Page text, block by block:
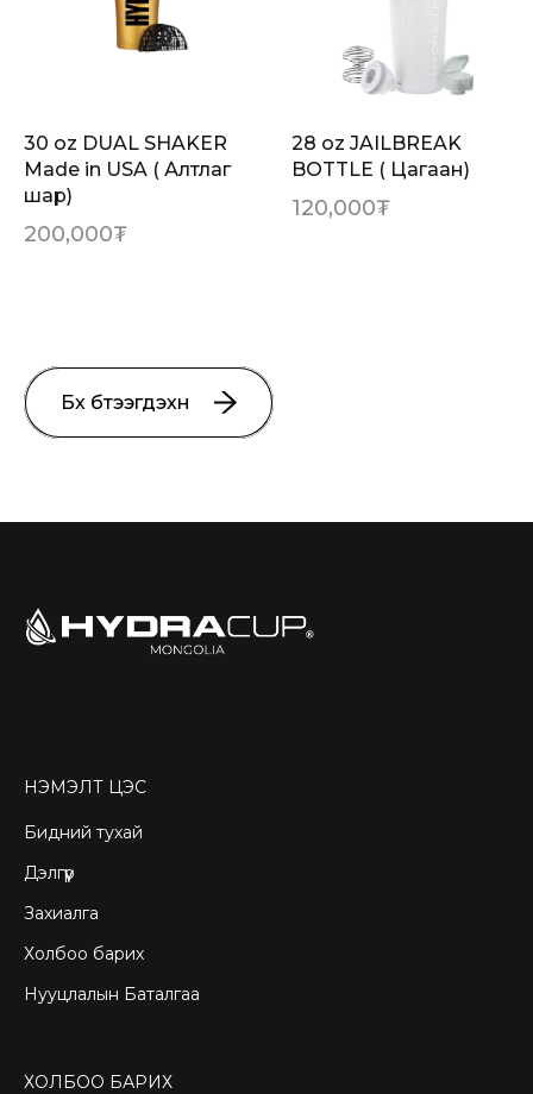
30 oz DUAL SHAKER
Made in USA ( Алтлаг
шар)
200,000₮
28 oz JAILBREAK
BOTTLE ( Цагаан)
120,000₮
Бүх бүтээгдэхүүн
ХОЛБОО БАРИХ
НЭМЭЛТ ЦЭС
Бидний тухай
Дэлгүүр
Захиалга
Холбоо барих
Нууцлалын Баталгаа